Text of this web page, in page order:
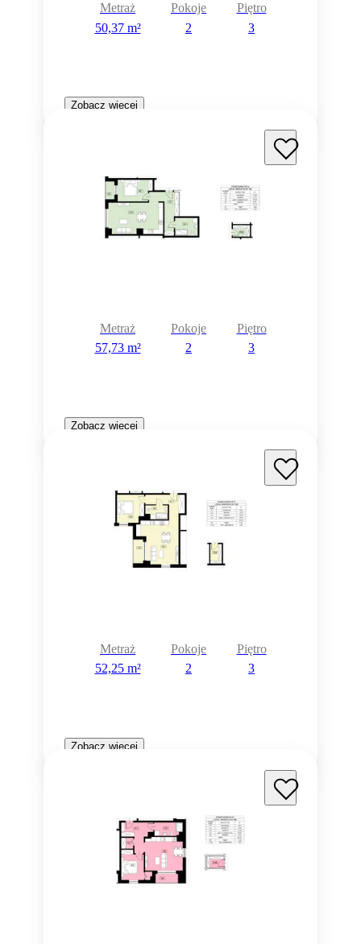
Metraż
50,37 m²
Pokoje
2
Piętro
3
Zobacz więcej
Metraż
57,73 m²
Pokoje
2
Piętro
3
Zobacz więcej
Metraż
52,25 m²
Pokoje
2
Piętro
3
Zobacz więcej